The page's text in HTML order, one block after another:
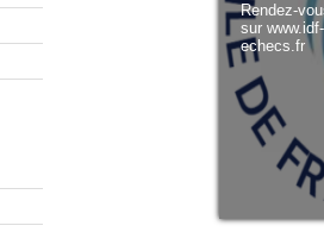
Rendez-
sur
echecs.fr